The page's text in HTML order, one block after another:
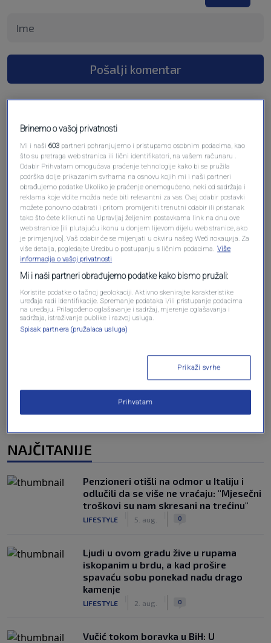
Pošalji komentar
Oglas
Oglas
NAJČITANIJE
Penzioneri otišli na odmor u Italiju i
odlučili da se više ne vraćaju: "Mjesečni
troškovi su nam skresani na trećinu"
LIFESTYLE 5. aug. 0
Ljudi u ovom gradu žive u rupama
iskopanim u brdu, a kad prošire
spavaću sobu ponekad nađu drago
kamenje
LIFESTYLE 2. aug. 0
Vučić tokom boravka u BiH: U
Brinemo o vašoj privatnosti
Mi i naši603 partneri pohranjujemo i pristupamo osobnim podacima, kao
što su pretraga web stranica ili lični identifikatori, na vašem računaru .
Odabir Prihvatam omogućava praćenje tehnologije kako bi se pružila
podrška dolje prikazanim svrhama na osnovu kojih mi i naši partneri
obrađujemo podatke Ukoliko je praćenje onemogućeno, neki od sadržaja i
reklama koje vidite možda neće biti relevantni za vas. Ovaj odabir postavki
možete ponovno odabrati i pritom promijeniti trenutni odabir ili pristanak
tako što ćete kliknuti na Upravljaj željenim postavkama link na dnu ove
web stranice [ili plutajuću ikonu u donjem lijevom dijelu web stranice, ako
je primjenjivo]. Vaš odabir će se mijenjati u okviru našeg Wеб локација. Za
više detalja, pogledajte Uredbu o postupanju s ličnim podacima. Više
informacija o vašoj privatnosti
Mi i naši partneri obrađujemo podatke kako bismo pružali:
Koristite podatke o tačnoj geolokaciji. Aktivno skenirajte karakteristike
uređaja radi identifikacije. Spremanje podataka i/ili pristupanje podacima
na uređaju. Prilagođeno oglašavanje i sadržaj, mjerenje oglašavanja i
sadržaja, istraživanje publike i razvoj usluga.
Spisak partnera (pružalaca usluga)
Prikaži svrhe
Prihvatam